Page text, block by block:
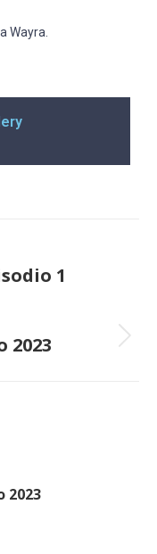
Wayra.
1
2023
2023